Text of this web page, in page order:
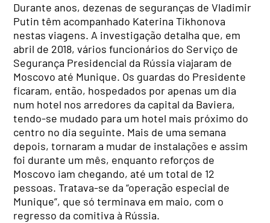
Durante anos, dezenas de seguranças de Vladimir
Putin têm acompanhado Katerina Tikhonova
nestas viagens. A investigação detalha que, em
abril de 2018, vários funcionários do Serviço de
Segurança Presidencial da Rússia viajaram de
Moscovo até Munique. Os guardas do Presidente
ficaram, então, hospedados por apenas um dia
num hotel nos arredores da capital da Baviera,
tendo-se mudado para um hotel mais próximo do
centro no dia seguinte. Mais de uma semana
depois, tornaram a mudar de instalações e assim
foi durante um mês, enquanto reforços de
Moscovo iam chegando, até um total de 12
pessoas. Tratava-se da “operação especial de
Munique”, que só terminava em maio, com o
regresso da comitiva à Rússia.